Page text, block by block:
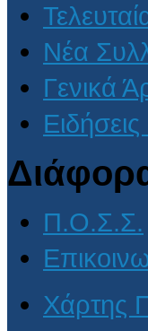
Νέα
Γενικά
Π.Ο.Σ.Σ.
Χάρτης